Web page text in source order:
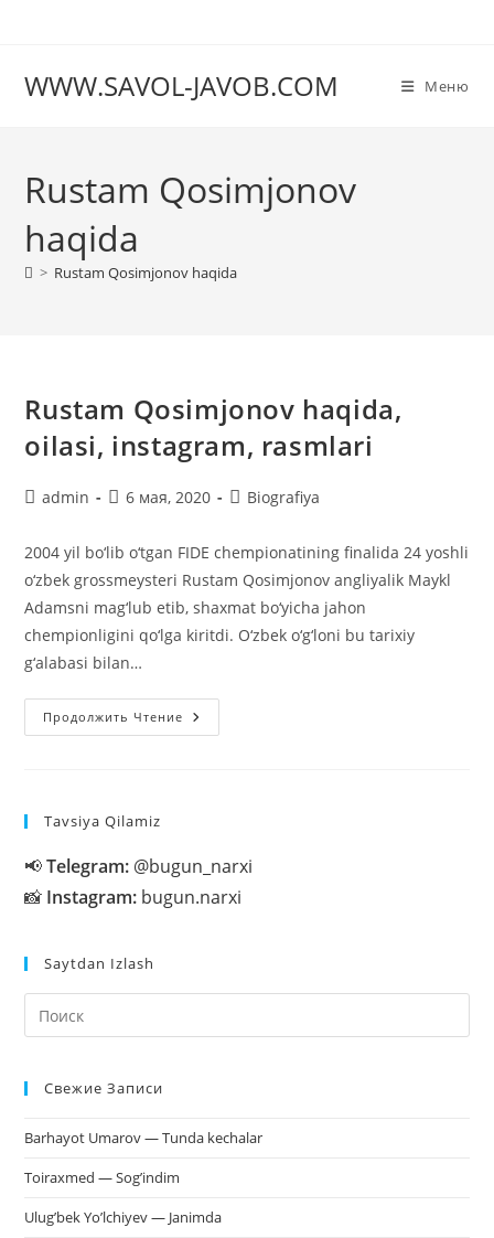
WWW.SAVOL-JAVOB.COM Меню
Rustam Qosimjonov
haqida
> Rustam Qosimjonov haqida
Rustam Qosimjonov haqida,
oilasi, instagram, rasmlari
Автор
admin
Запись
6 мая, 2020
Рубрика
Biografiya
2004 yil bo‘lib o‘tgan FIDE chempionatining finalida 24 yoshli
o‘zbek grossmeysteri Rustam Qosimjonov angliyalik Maykl
Adamsni mag‘lub etib, shaxmat bo‘yicha jahon
chempionligini qo‘lga kiritdi. O‘zbek o‘g‘loni bu tarixiy
g‘alabasi bilan…
Продолжить Чтение Rustam
Qosimjonov
Tavsiya Qilamiz
📢Telegram: @bugun_narxi
📸 Instagram: bugun.narxi
Saytdan Izlash
Свежие Записи
Barhayot Umarov — Tunda kechalar
Toiraxmed — Sog’indim
Ulug’bek Yo’lchiyev — Janimda